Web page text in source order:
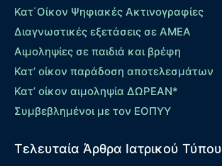
Κατ΄Οίκον Ψηφιακές Ακτινογραφίες
Διαγνωστικές εξετάσεις σε ΑΜΕΑ
Αιμοληψίες σε παιδιά και βρέφη
Κατ’ οίκον παράδοση αποτελεσμάτων
Κατ’ οίκον αιμοληψία ΔΩΡΕΑΝ*
Συμβεβλημένοι με τον ΕΟΠΥΥ
Τελευταία Άρθρα Ιατρικού Τύπου